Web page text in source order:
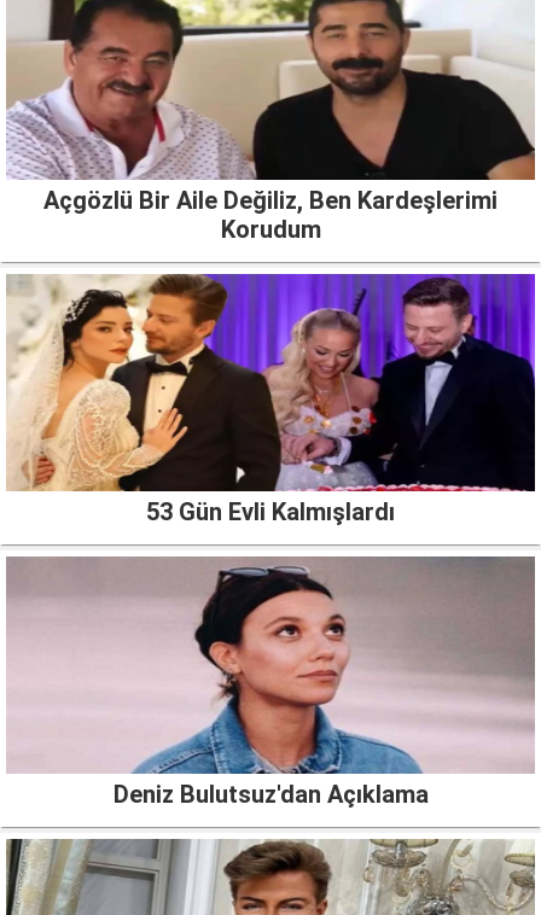
Açgözlü Bir Aile Değiliz, Ben Kardeşlerimi
Korudum
53 Gün Evli Kalmışlardı
Deniz Bulutsuz'dan Açıklama